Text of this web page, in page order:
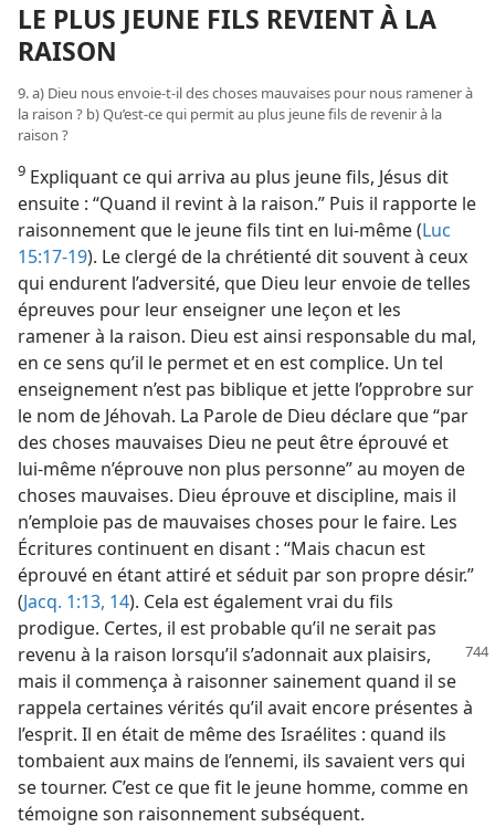
LE PLUS JEUNE FILS REVIENT À LA
RAISON
9. a) Dieu nous envoie-​t-​il des choses mauvaises pour nous ramener à
la raison ? b) Qu’est-​ce qui permit au plus jeune fils de revenir à la
raison ?
9 Expliquant ce qui arriva au plus jeune fils, Jésus dit
ensuite : “Quand il revint à la raison.” Puis il rapporte le
raisonnement que le jeune fils tint en lui-​même (Luc
15:17-19). Le clergé de la chrétienté dit souvent à ceux
qui endurent l’adversité, que Dieu leur envoie de telles
épreuves pour leur enseigner une leçon et les
ramener à la raison. Dieu est ainsi responsable du mal,
en ce sens qu’il le permet et en est complice. Un tel
enseignement n’est pas biblique et jette l’opprobre sur
le nom de Jéhovah. La Parole de Dieu déclare que “par
des choses mauvaises Dieu ne peut être éprouvé et
lui-​même n’éprouve non plus personne” au moyen de
choses mauvaises. Dieu éprouve et discipline, mais il
n’emploie pas de mauvaises choses pour le faire. Les
Écritures continuent en disant : “Mais chacun est
éprouvé en étant attiré et séduit par son propre désir.”
(Jacq. 1:13, 14). Cela est également vrai du fils
prodigue. Certes, il est probable qu’il ne serait pas
revenu à la raison lorsqu’il s’adonnaitaux plaisirs,
mais il commença à raisonner sainement quand il se
rappela certaines vérités qu’il avait encore présentes à
l’esprit. Il en était de même des Israélites : quand ils
tombaient aux mains de l’ennemi, ils savaient vers qui
se tourner. C’est ce que fit le jeune homme, comme en
témoigne son raisonnement subséquent.